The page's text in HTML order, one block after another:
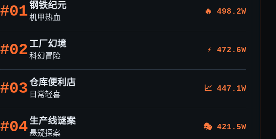
#01钢铁纪元
机甲热血
🔥 498.2W
#02 工厂幻境
科幻冒险
⚡ 472.6W
#03仓库便利店
日常轻喜
📈 447.1W
#04生产线谜案
悬疑探案
🎭 421.5W